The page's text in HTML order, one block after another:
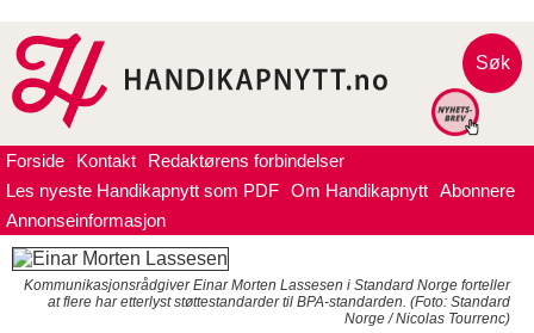
Søk
Forside Kontakt
Redaktørens forbindelser
Les nyeste Handikapnytt som PDF Om Handikapnytt Abonnere
Annonseinformasjon
Kommunikasjonsrådgiver Einar Morten Lassesen i Standard Norge forteller
at flere har etterlyst støttestandarder til BPA-standarden. (Foto: Standard
Norge / Nicolas Tourrenc)